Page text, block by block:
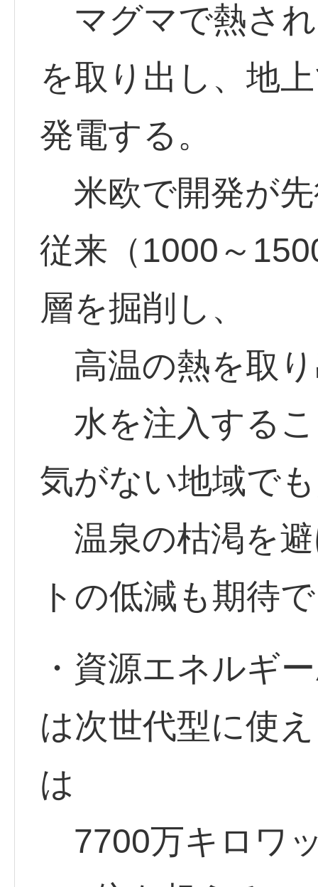
マグマで熱さ
を取り出し、地
発電する。
米欧で開発が
従来（1000～
層を掘削し、
高温の熱を取
水を注入する
気がない地域で
温泉の枯渇を
トの低減も期待
・資源エネルギ
は次世代型に使
は
7700万キロワ